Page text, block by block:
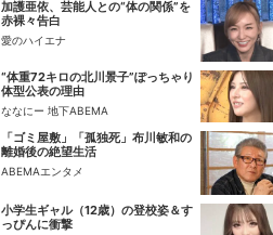
加護亜依、芸能人との“体の関係”を
赤裸々告白
愛のハイエナ
“体重72キロの北川景子”ぽっちゃり
体型公表の理由
ななにー 地下ABEMA
「ゴミ屋敷」「孤独死」布川敏和の
離婚後の絶望生活
ABEMAエンタメ
小学生ギャル（12歳）の登校姿＆す
っぴんに衝撃